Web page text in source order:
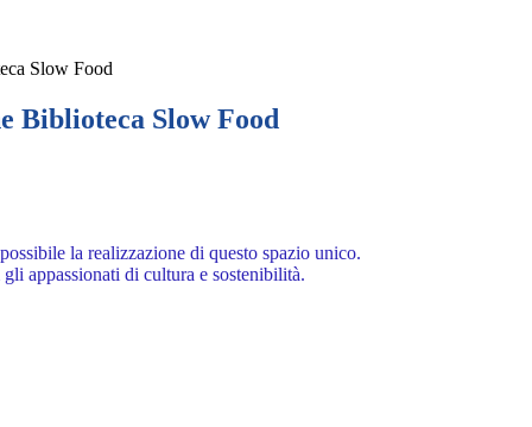
Slow Food
Biblioteca Slow Food
la realizzazione di questo spazio unico.
gli appassionati di cultura e sostenibilità.